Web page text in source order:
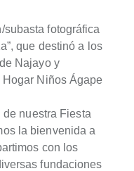
fotográfica
que destinó a los
Najayo y
Niños Ágape
nuestra Fiesta
la bienvenida a
con los
fundaciones